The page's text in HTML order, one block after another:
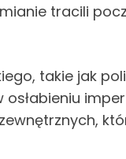
tracili
takie jak